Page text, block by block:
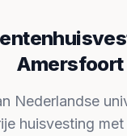
Amersfoort
Nederlandse
huisvesting